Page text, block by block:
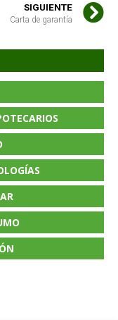
SIGUIENTE
Carta de garantía